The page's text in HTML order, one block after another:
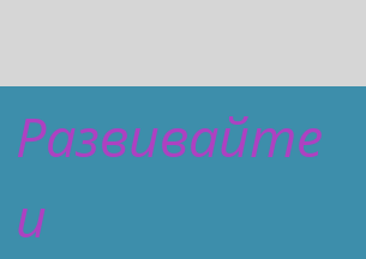
Развивайте
и